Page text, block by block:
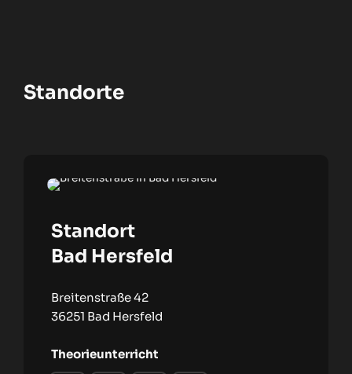
Standorte
Standort
Bad Hersfeld
Breitenstraße 42
36251 Bad Hersfeld
Theorieunterricht